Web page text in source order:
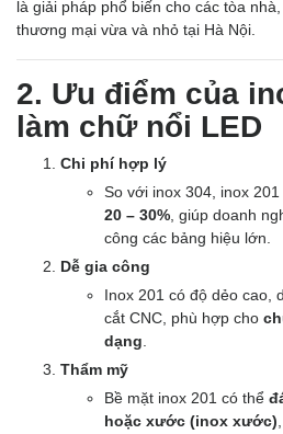
là giải pháp phổ biến cho các tòa
thương mại vừa và nhỏ tại Hà Nội.
2. Ưu điểm của
làm chữ nổi LED
Chi phí hợp lý
So với inox 304, inox 201
20 – 30% , giúp doanh
công các bảng hiệu lớn.
Dễ gia công
Inox 201 có độ dẻo cao,
cắt CNC, phù hợp cho
dạng
Thẩm mỹ
Bề mặt inox 201 có thể
hoặc xước (inox xước)